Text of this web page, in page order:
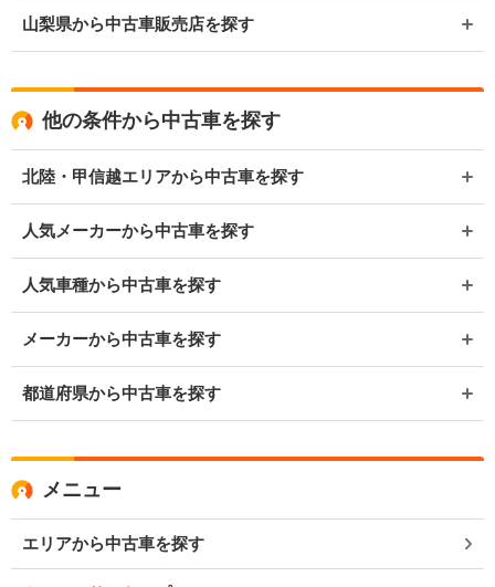
山梨県から中古車販売店を探す
他の条件から中古車を探す
北陸・甲信越エリアから中古車を探す
人気メーカーから中古車を探す
人気車種から中古車を探す
メーカーから中古車を探す
都道府県から中古車を探す
メニュー
エリアから中古車を探す